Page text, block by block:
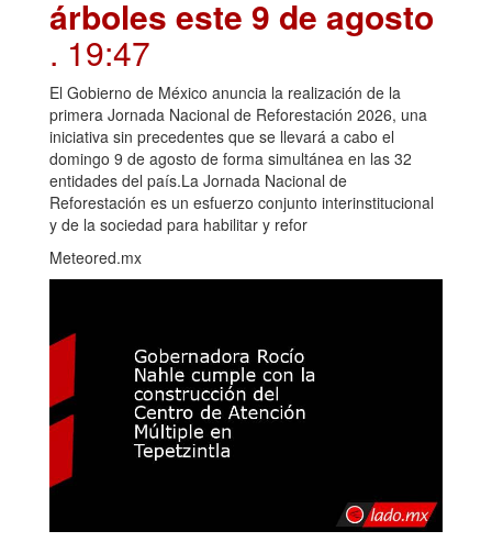
árboles este 9 de agosto
. 19:47
El Gobierno de México anuncia la realización de la
primera Jornada Nacional de Reforestación 2026, una
iniciativa sin precedentes que se llevará a cabo el
domingo 9 de agosto de forma simultánea en las 32
entidades del país.La Jornada Nacional de
Reforestación es un esfuerzo conjunto interinstitucional
y de la sociedad para habilitar y refor
Meteored.mx